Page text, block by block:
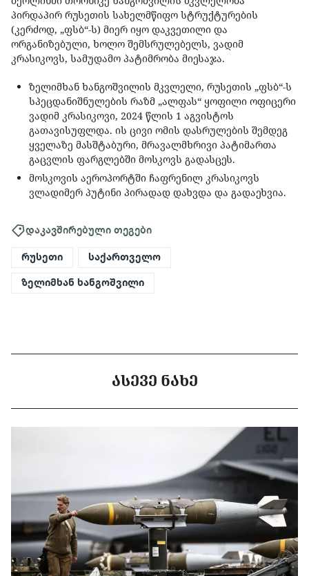
პირდაპირ რუსეთის სახელმწიფო სტრუქტურების
(კერძოდ, „ფსბ“-ს) მიერ იყო დაკვეთილი და
ორგანიზებული, ხოლო შემსრულებელს, ვადიმ
კრასიკოვს, სამუდამო პატიმრობა მიესაჯა.
ზელიმხან ხანგოშვილის მკვლელი, რუსეთის „ფსბ“-ს
სპეცდანიშნულების რაზმ „ალფას“ ყოფილი ოფიცერი
ვადიმ კრასიკოვი, 2024 წლის 1 აგვისტოს
გათავისუფლდა. ის ცივი ომის დასრულების შემდეგ
ყველაზე მასშტაბური, მრავალმხრივი პატიმართა
გაცვლის ფარგლებში მოსკოვს გადასცეს.
მოსკოვის აეროპორტში ჩაფრენილ კრასიკოვს
ვლადიმერ პუტინი პირადად დახვდა და გადაეხვია.
დაკავშირებული თეგები
რუსეთი საქართველო
ზელიმხან ხანგოშვილი
ᲐᲡᲔᲕᲔ ᲜᲐᲮᲔ